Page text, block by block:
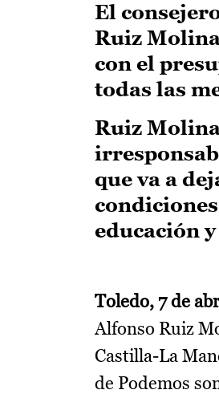
El
Ruiz
con el
todas las
Ruiz
que va a
educación
Toledo, 7 de
Alfonso Ruiz
Castilla-La
de Podemos